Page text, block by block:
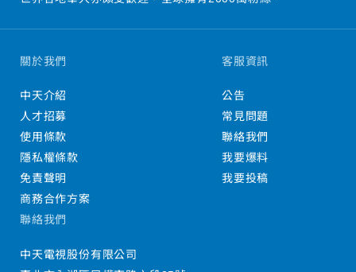
關於我們
中天介紹
人才招募
使用條款
隱私權條款
免責聲明
商務合作方案
客服資訊
公告
常見問題
聯絡我們
我要爆料
我要投稿
聯絡我們
中天電視股份有限公司